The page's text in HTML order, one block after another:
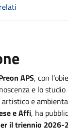
APS, con
e lo
e
e Affi, ha
il triennio 2026-